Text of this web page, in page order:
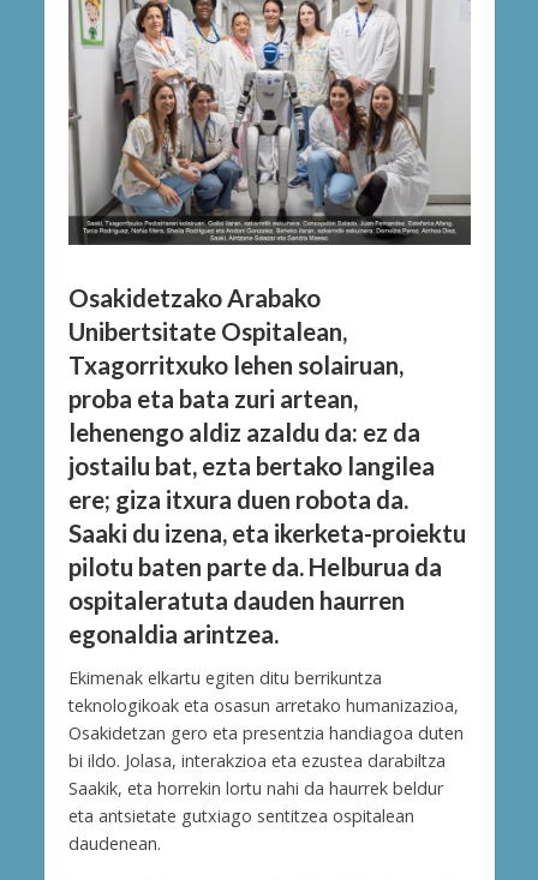
Osakidetzako Arabako
Unibertsitate Ospitalean,
Txagorritxuko lehen solairuan,
proba eta bata zuri artean,
lehenengo aldiz azaldu da: ez da
jostailu bat, ezta bertako langilea
ere; giza itxura duen robota da.
Saaki du izena, eta ikerketa-proiektu
pilotu baten parte da. Helburua da
ospitaleratuta dauden haurren
egonaldia arintzea.
Ekimenak elkartu egiten ditu berrikuntza
teknologikoak eta osasun arretako humanizazioa,
Osakidetzan gero eta presentzia handiagoa duten
bi ildo. Jolasa, interakzioa eta ezustea darabiltza
Saakik, eta horrekin lortu nahi da haurrek beldur
eta antsietate gutxiago sentitzea ospitalean
daudenean.